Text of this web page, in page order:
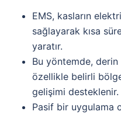
EMS, kasların
sağlayarak kısa
yaratır.
Bu yöntemde, derin
özellikle belirli
gelişimi desteklenir.
Pasif bir uygulama